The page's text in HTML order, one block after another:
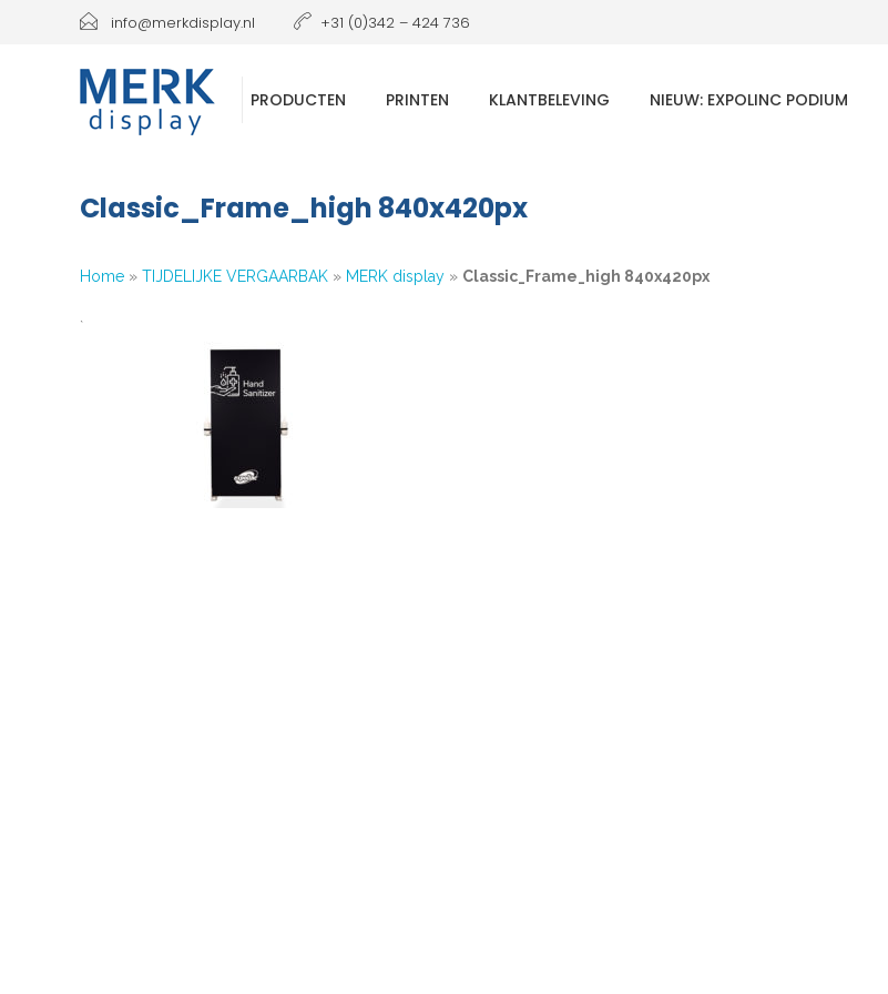
info@merkdisplay.nl +31 (0)342 – 424 736
PRODUCTEN PRINTEN KLANTBELEVING NIEUW: EXPOLINC PODIUM
Classic_Frame_high 840x420px
Home » TIJDELIJKE VERGAARBAK » MERK display » Classic_Frame_high 840x420px
`